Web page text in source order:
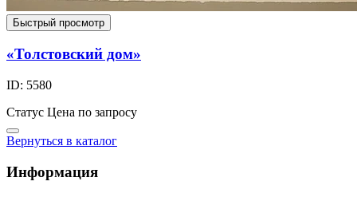
Быстрый просмотр
«Толстовский дом»
ID: 5580
Статус Цена по запросу
Вернуться в каталог
Информация